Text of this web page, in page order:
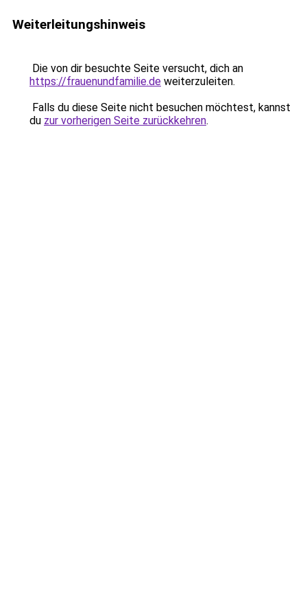
Weiterleitungshinweis
Die von dir besuchte Seite versucht, dich an
https://frauenundfamilie.de weiterzuleiten.
Falls du diese Seite nicht besuchen möchtest, kannst
du zur vorherigen Seite zurückkehren.